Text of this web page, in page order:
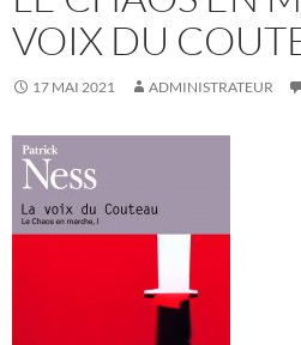
VOIX DU
17 MAI 2021 ADMINISTRATEUR